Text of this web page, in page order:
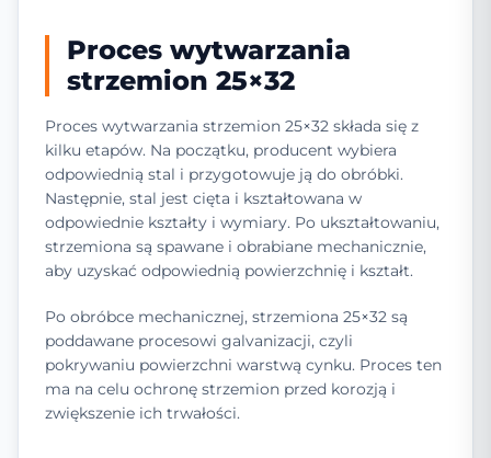
Proces wytwarzania
strzemion 25×32
Proces wytwarzania strzemion 25×32 składa się z
kilku etapów. Na początku, producent wybiera
odpowiednią stal i przygotowuje ją do obróbki.
Następnie, stal jest cięta i kształtowana w
odpowiednie kształty i wymiary. Po ukształtowaniu,
strzemiona są spawane i obrabiane mechanicznie,
aby uzyskać odpowiednią powierzchnię i kształt.
Po obróbce mechanicznej, strzemiona 25×32 są
poddawane procesowi galvanizacji, czyli
pokrywaniu powierzchni warstwą cynku. Proces ten
ma na celu ochronę strzemion przed korozją i
zwiększenie ich trwałości.